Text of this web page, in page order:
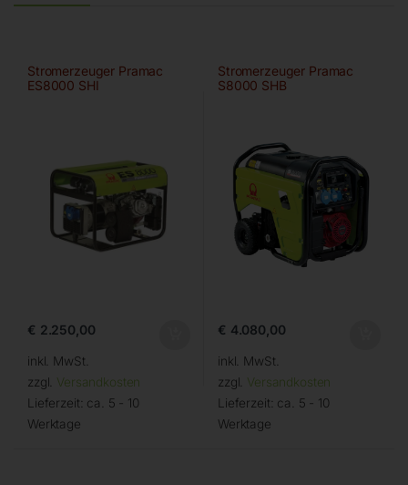
Stromerzeuger Pramac
ES8000 SHI
€ 2.250,00
inkl. MwSt.
zzgl. Versandkosten
Lieferzeit: ca. 5 - 10
Werktage
Stromerzeuger Pramac
S8000 SHB
€ 4.080,00
inkl. MwSt.
zzgl. Versandkosten
Lieferzeit: ca. 5 - 10
Werktage